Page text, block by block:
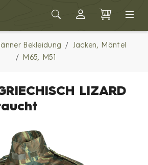
RANGE
Bekleidung
Jacken, Mäntel
M65, M51
LIZARD